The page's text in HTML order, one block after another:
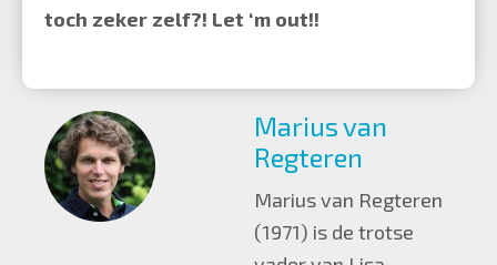
toch zeker zelf?! Let ‘m out!!
Marius van
Regteren
Marius van Regteren
(1971) is de trotse